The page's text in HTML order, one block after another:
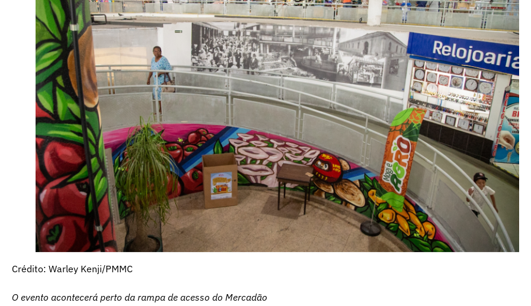
Crédito: Warley Kenji/PMMC
O evento acontecerá perto da rampa de acesso do Mercadão